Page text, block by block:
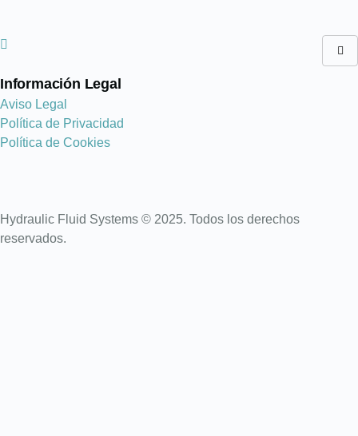
Información Legal
Aviso Legal
Política de Privacidad
Política de Cookies
Hydraulic Fluid Systems © 2025. Todos los derechos
reservados.